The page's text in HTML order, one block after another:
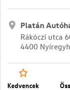
Platán
Rákóczi utca
4400
Kedvencek